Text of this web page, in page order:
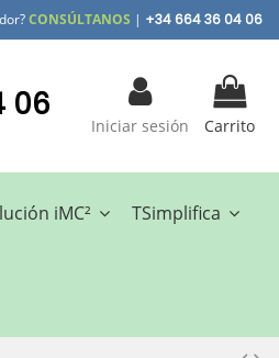
CONSÚLTANOS | +34 664 36 04 06
06
Iniciar sesión Carrito
iMC² TSimplifica